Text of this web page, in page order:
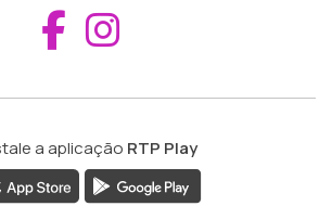
Aceder ao
a aplicação RTP Play